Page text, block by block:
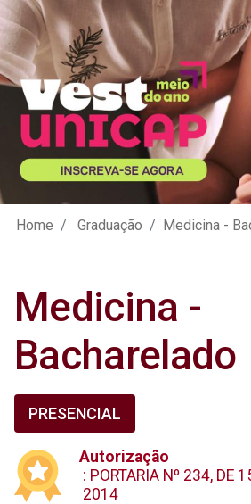
Home Graduação Medicina -
Medicina -
Bacharelado
PRESENCIAL
Autorização
: PORTARIA Nº 234, DE
2014